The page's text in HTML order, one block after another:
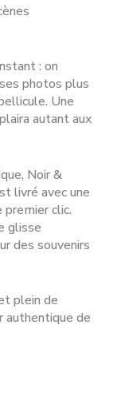
: on
photos plus
Une
autant aux
Noir &
livré avec une
clic.
glisse
des souvenirs
plein de
authentique de